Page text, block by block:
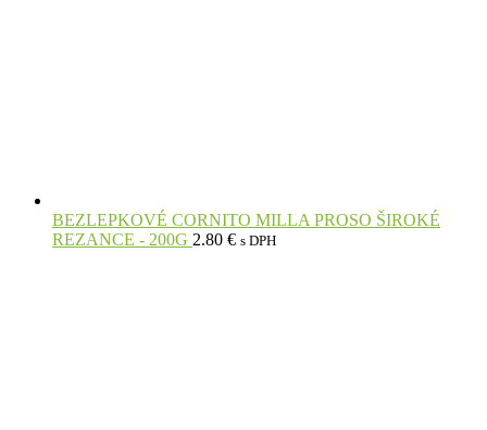
BEZLEPKOVÉ CORNITO MILLA PROSO ŠIROKÉ
REZANCE - 200G 2.80 € s DPH